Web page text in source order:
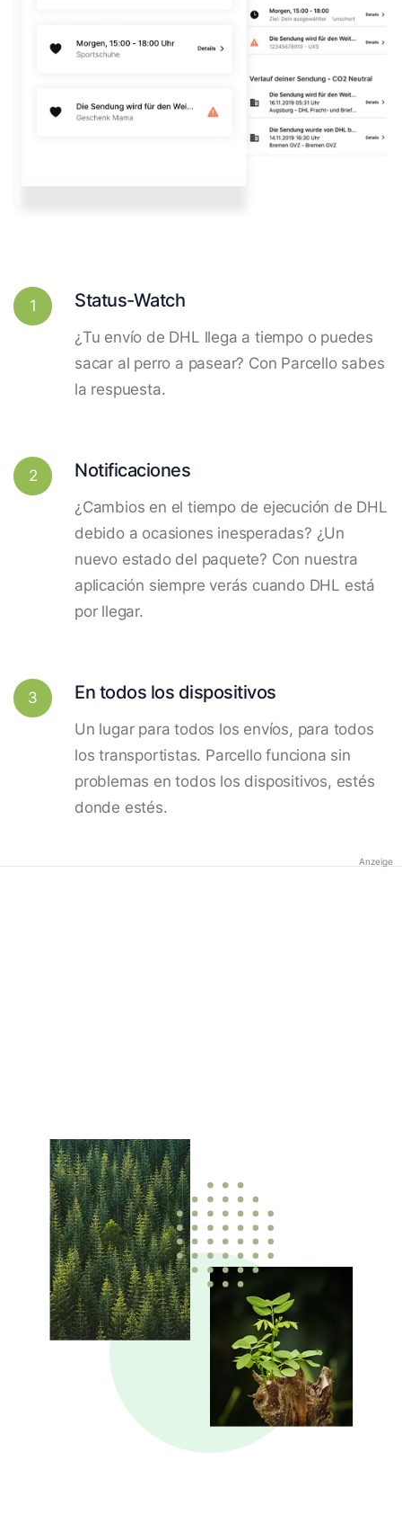
1 Status-Watch
¿Tu envío de DHL llega a tiempo o puedes
sacar al perro a pasear? Con Parcello sabes
la respuesta.
2 Notificaciones
¿Cambios en el tiempo de ejecución de DHL
debido a ocasiones inesperadas? ¿Un
nuevo estado del paquete? Con nuestra
aplicación siempre verás cuando DHL está
por llegar.
3 En todos los dispositivos
Un lugar para todos los envíos, para todos
los transportistas. Parcello funciona sin
problemas en todos los dispositivos, estés
donde estés.
Anzeige